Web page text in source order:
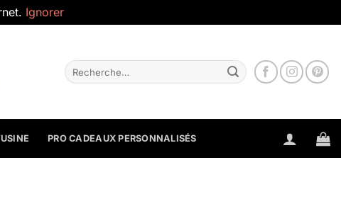
Ignorer
Recherche
pour :
PRO CADEAUX PERSONNALISÉS